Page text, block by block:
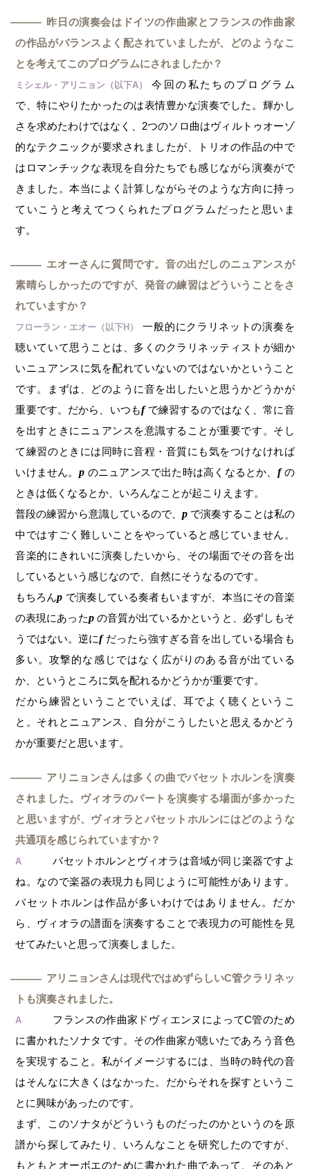
― 昨日の演奏会はドイツの作曲家とフランスの作曲家
の作品がバランスよく配されていましたが、どのようなこ
とを考えてこのプログラムにされましたか？
ミシェル・アリニョン（以下A）
今回の私たちのプログラム
で、特にやりたかったのは表情豊かな演奏でした。輝かし
さを求めたわけではなく、2つのソロ曲はヴィルトゥオーゾ
的なテクニックが要求されましたが、トリオの作品の中で
はロマンチックな表現を自分たちでも感じながら演奏がで
きました。本当によく計算しながらそのような方向に持っ
ていこうと考えてつくられたプログラムだったと思いま
す。
― エオーさんに質問です。音の出だしのニュアンスが
素晴らしかったのですが、発音の練習はどういうことをさ
れていますか？
フローラン・エオー（以下H）
一般的にクラリネットの演奏を
聴いていて思うことは、多くのクラリネッティストが細か
いニュアンスに気を配れていないのではないかということ
です。まずは、どのように音を出したいと思うかどうかが
重要です。だから、いつもf で練習するのではなく、常に音
を出すときにニュアンスを意識することが重要です。そし
て練習のときには同時に音程・音質にも気をつけなければ
いけません。 p のニュアンスで出た時は高くなるとか、 fの
ときは低くなるとか、いろんなことが起こりえます。
普段の練習から意識しているので、 p で演奏することは私の
中ではすごく難しいことをやっていると感じていません。
音楽的にきれいに演奏したいから、その場面でその音を出
しているという感じなので、自然にそうなるのです。
もちろんp で演奏している奏者もいますが、本当にその音楽
の表現にあったpの音質が出ているかというと、必ずしもそ
うではない。逆にf だったら強すぎる音を出している場合も
多い。攻撃的な感じではなく広がりのある音が出ている
か、というところに気を配れるかどうかが重要です。
だから練習ということでいえば、耳でよく聴くというこ
と。それとニュアンス、自分がこうしたいと思えるかどう
かが重要だと思います。
― アリニョンさんは多くの曲でバセットホルンを演奏
されました。ヴィオラのパートを演奏する場面が多かった
と思いますが、ヴィオラとバセットホルンにはどのような
共通項を感じられていますか？
A
バセットホルンとヴィオラは音域が同じ楽器ですよ
ね。なので楽器の表現力も同じように可能性があります。
バセットホルンは作品が多いわけではありません。だか
ら、ヴィオラの譜面を演奏することで表現力の可能性を見
せてみたいと思って演奏しました。
― アリニョンさんは現代ではめずらしいC管クラリネッ
トも演奏されました。
A
フランスの作曲家ドヴィエンヌによってC管のため
に書かれたソナタです。その作曲家が聴いたであろう音色
を実現すること。私がイメージするには、当時の時代の音
はそんなに大きくはなかった。だからそれを探すというこ
とに興味があったのです。
まず、このソナタがどういうものだったのかというのを原
譜から探してみたり、いろんなことを研究したのですが、
もともとオーボエのために書かれた曲であって、そのあと